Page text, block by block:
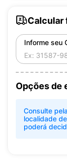
Calcular
Informe seu
Opções de
Consulte
localidade
poderá